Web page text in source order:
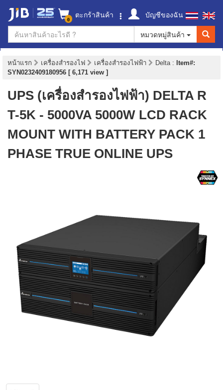
0 ตะกร้าสินค้า
บัญชีของฉัน
หมวดหมู่สินค้า
หน้าแรก เครื่องสำรองไฟ เครื่องสำรองไฟฟ้า Delta : Item#:
SYN0232409180956 [ 6,171 view ]
UPS (เครื่องสำรองไฟฟ้า) DELTA R
T-5K - 5000VA 5000W LCD RACK
MOUNT WITH BATTERY PACK 1
PHASE TRUE ONLINE UPS